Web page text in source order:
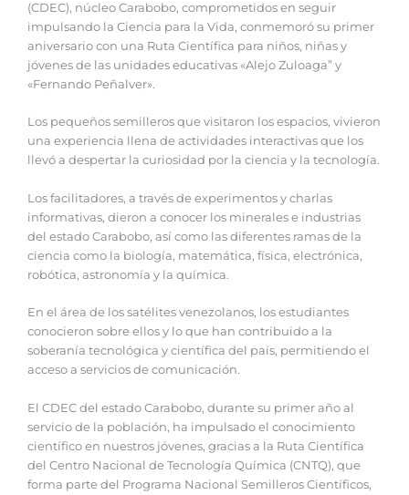
(CDEC), núcleo Carabobo, comprometidos en seguir
impulsando la Ciencia para la Vida, conmemoró su primer
aniversario con una Ruta Científica para niños, niñas y
jóvenes de las unidades educativas «Alejo Zuloaga” y
«Fernando Peñalver».
Los pequeños semilleros que visitaron los espacios, vivieron
una experiencia llena de actividades interactivas que los
llevó a despertar la curiosidad por la ciencia y la tecnología.
Los facilitadores, a través de experimentos y charlas
informativas, dieron a conocer los minerales e industrias
del estado Carabobo, así como las diferentes ramas de la
ciencia como la biología, matemática, física, electrónica,
robótica, astronomía y la química.
En el área de los satélites venezolanos, los estudiantes
conocieron sobre ellos y lo que han contribuido a la
soberanía tecnológica y científica del país, permitiendo el
acceso a servicios de comunicación.
El CDEC del estado Carabobo, durante su primer año al
servicio de la población, ha impulsado el conocimiento
científico en nuestros jóvenes, gracias a la Ruta Científica
del Centro Nacional de Tecnología Química (CNTQ), que
forma parte del Programa Nacional Semilleros Científicos,